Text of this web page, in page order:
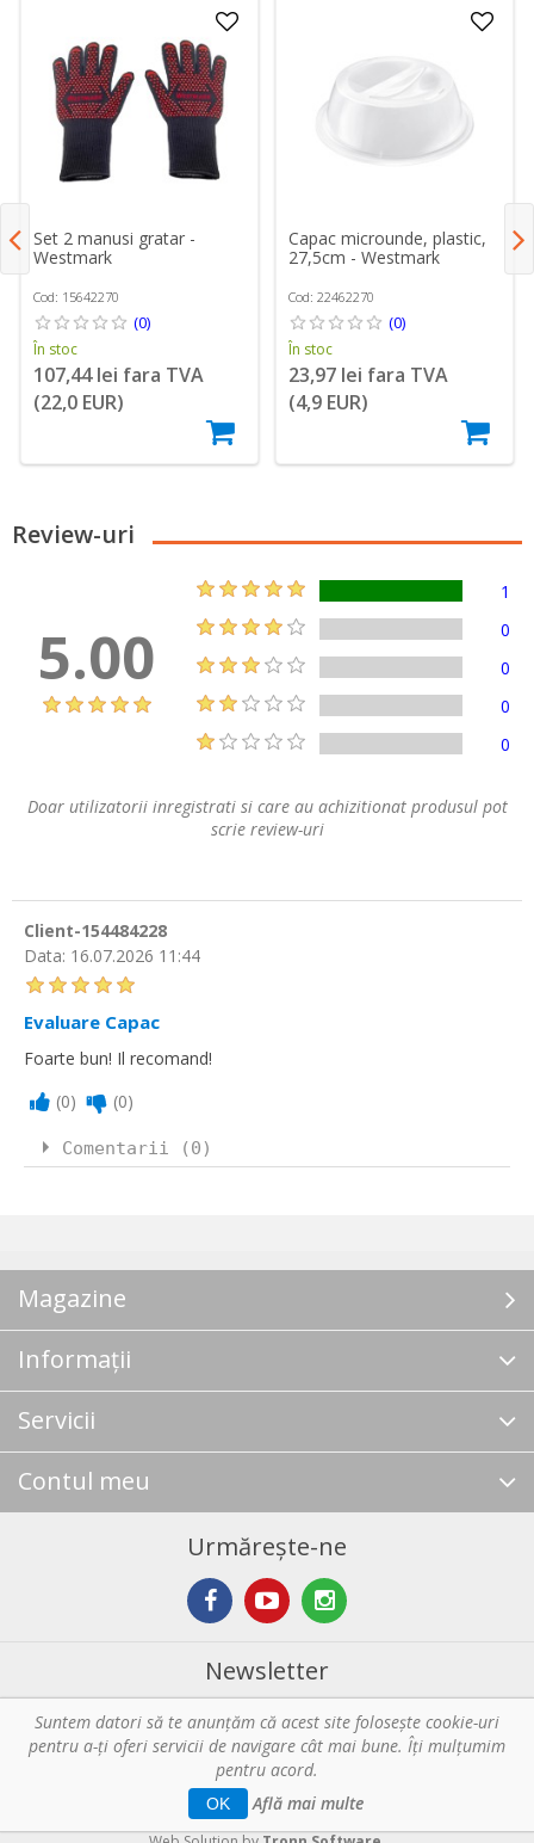
Set 2 manusi gratar -
Westmark
Cod: 15642270
(0)
În stoc
107,44 lei fara TVA
(22,0 EUR)
Capac microunde, plastic,
27,5cm - Westmark
Cod: 22462270
(0)
În stoc
23,97 lei fara TVA
(4,9 EUR)
Review-uri
5.00
1
0
0
0
0
Doar utilizatorii inregistrati si care au achizitionat produsul pot
scrie review-uri
Client-154484228
Data: 16.07.2026 11:44
Evaluare Capac
Foarte bun! Il recomand!
(0) (0)
Comentarii (0)
Magazine
Informații
Servicii
Contul meu
Urmărește-ne
Newsletter
Abonare
Copyright © 2026 Horeca - Pentru profesionistii din bucatarie. Toate
drepturile rezervate.
Suntem datori să te anunţăm că acest site foloseşte cookie-uri
pentru a-ți oferi servicii de navigare cât mai bune. Îţi mulțumim
pentru acord.
OK Află mai multe